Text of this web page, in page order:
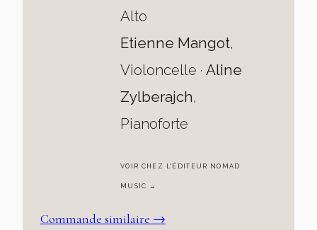
Alto
Etienne Mangot,
Violoncelle · Aline
Zylberajch,
Pianoforte
VOIR CHEZ L'ÉDITEUR NOMAD
MUSIC →
Commande similaire →